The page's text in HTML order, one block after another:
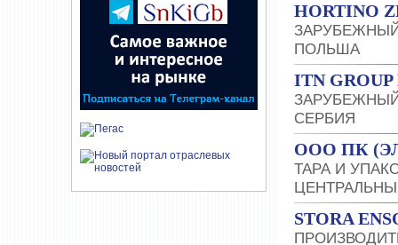
HORTINO
ПОЛЬША
ITN GROUP
СЕРБИЯ
OOO ПК
ТАРА И
STORA